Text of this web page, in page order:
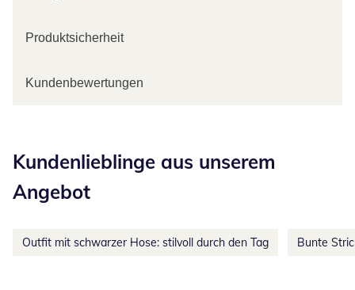
Produktsicherheit
Kundenbewertungen
Kundenlieblinge aus unserem
Angebot
Outfit mit schwarzer Hose: stilvoll durch den Tag Bunte